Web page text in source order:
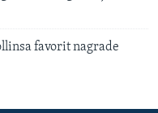
favorit nagrade